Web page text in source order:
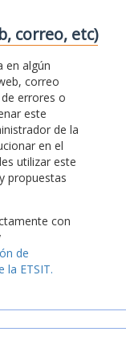
correo, etc)
en algún
correo
errores o
este
de la
en el
utilizar este
propuestas
con
de
la ETSIT.